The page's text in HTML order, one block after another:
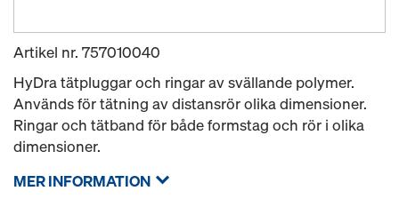
Artikel nr. 757010040
HyDra tätpluggar och ringar av svällande polymer.
Används för tätning av distansrör olika dimensioner.
Ringar och tätband för både formstag och rör i olika
dimensioner.
MER INFORMATION